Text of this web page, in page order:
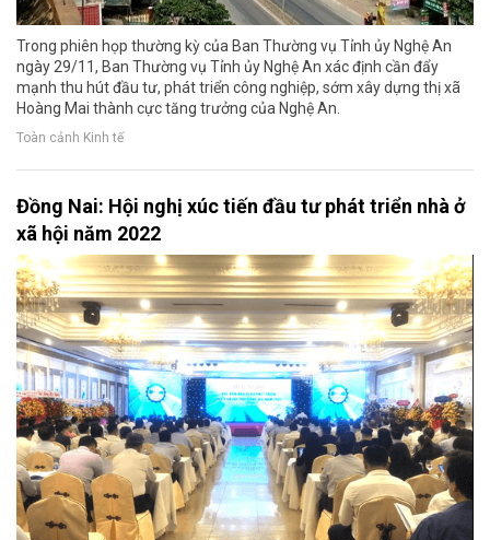
Trong phiên họp thường kỳ của Ban Thường vụ Tỉnh ủy Nghệ An
ngày 29/11, Ban Thường vụ Tỉnh ủy Nghệ An xác định cần đẩy
mạnh thu hút đầu tư, phát triển công nghiệp, sớm xây dựng thị xã
Hoàng Mai thành cực tăng trưởng của Nghệ An.
Toàn cảnh Kinh tế
Đồng Nai: Hội nghị xúc tiến đầu tư phát triển nhà ở
xã hội năm 2022